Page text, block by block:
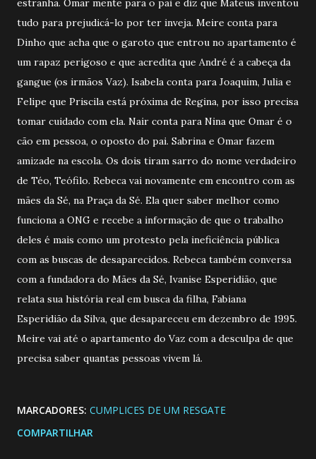
estranha. Omar mente para o pai e diz que Mateus inventou
tudo para prejudicá-lo por ter inveja. Meire conta para
Dinho que acha que o garoto que entrou no apartamento é
um rapaz perigoso e que acredita que André é a cabeça da
gangue (os irmãos Vaz). Isabela conta para Joaquim, Julia e
Felipe que Priscila está próxima de Regina, por isso precisa
tomar cuidado com ela. Nair conta para Nina que Omar é o
cão em pessoa, o oposto do pai. Sabrina e Omar fazem
amizade na escola. Os dois tiram sarro do nome verdadeiro
de Téo, Teófilo. Rebeca vai novamente em encontro com as
mães da Sé, na Praça da Sé. Ela quer saber melhor como
funciona a ONG e recebe a informação de que o trabalho
deles é mais como um protesto pela ineficiência pública
com as buscas de desaparecidos. Rebeca também conversa
com a fundadora do Mães da Sé, Ivanise Esperidião, que
relata sua história real em busca da filha, Fabiana
Esperidião da Silva, que desapareceu em dezembro de 1995.
Meire vai até o apartamento do Vaz com a desculpa de que
precisa saber quantas pessoas vivem lá.
MARCADORES: CUMPLICES DE UM RESGATE
COMPARTILHAR